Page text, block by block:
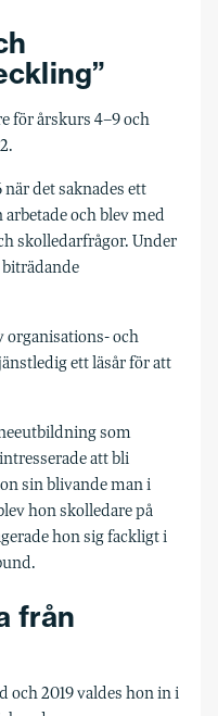
för årskurs 4–9 och
det saknades ett
och blev med
skolledarfrågor. Under
organisations- och
ett läsår för att
som
att bli
sin blivande man i
hon skolledare på
hon sig fackligt i
från
och 2019 valdes hon in i